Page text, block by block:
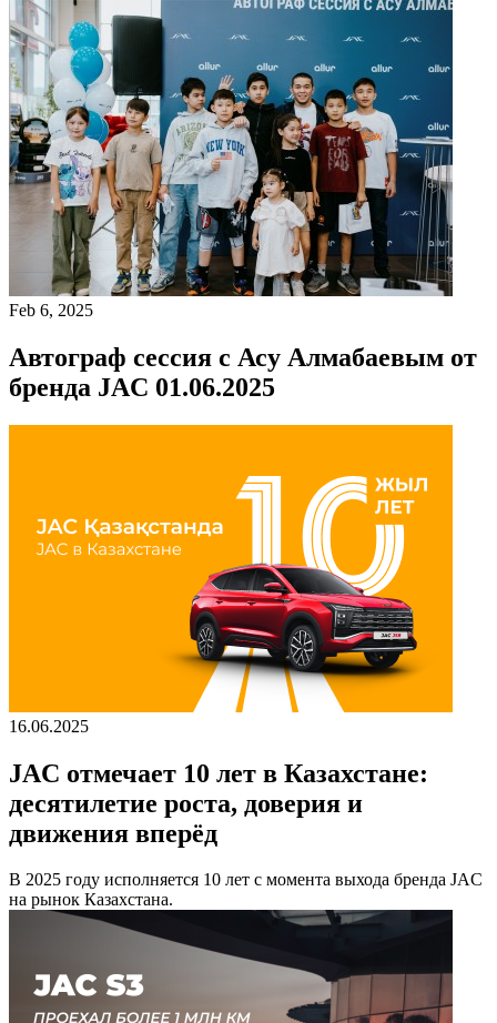
Feb 6, 2025
Автограф сессия с Асу Алмабаевым от
бренда JAC 01.06.2025
16.06.2025
JAC отмечает 10 лет в Казахстане:
десятилетие роста, доверия и
движения вперёд
В 2025 году исполняется 10 лет с момента выхода бренда JAC
на рынок Казахстана.